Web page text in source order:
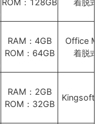
RAM：4GB
ROM：64GB
Office
着脱式
RAM：2GB
ROM：32GB
Kingsoft